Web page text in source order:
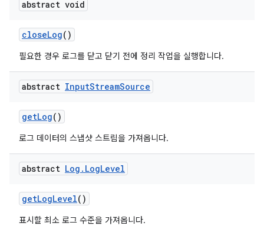
abstract void
closeLog()
필요한 경우 로그를 닫고 닫기 전에 정리 작업을 실행합니다.
abstract InputStreamSource
getLog()
로그 데이터의 스냅샷 스트림을 가져옵니다.
abstract Log . LogLevel
getLogLevel()
표시할 최소 로그 수준을 가져옵니다.